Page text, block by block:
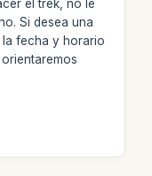
el trek, no le
Si desea una
fecha y horario